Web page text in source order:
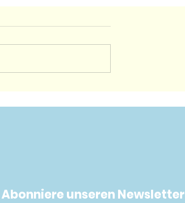
–
Deutschland bald
Abonniere unseren Newsletter